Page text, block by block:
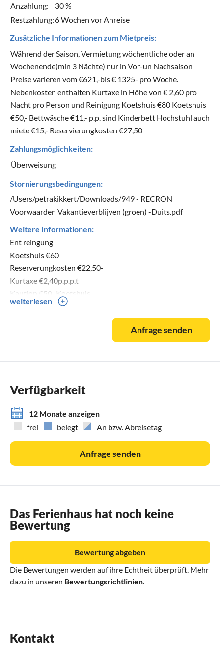
Anzahlung:
30 %
Restzahlung:6 Wochen vor Anreise
Zusätzliche Informationen zum Mietpreis:
Während der Saison, Vermietung wöchentliche oder an
Wochenende(min 3 Nächte) nur in Vor-un Nachsaison
Preise varieren vom €621,-bis € 1325- pro Woche.
Nebenkosten enthalten Kurtaxe in Höhe von € 2,60 pro
Nacht pro Person und Reinigung Koetshuis €80 Koetshuis
€50,- Bettwäsche €11,- p.p. sind Kinderbett Hochstuhl auch
miete €15,- Reservierungkosten €27,50
Zahlungsmöglichkeiten:
Überweisung
Stornierungsbedingungen:
/Users/petrakikkert/Downloads/949 - RECRON
Voorwaarden Vakantieverblijven (groen) -Duits.pdf
Weitere Informationen:
Ent reingung
Koetshuis €60
Reserverungkosten €22,50-
Kurtaxe €2,40p.p.p.t
Kaution €50,-Koetshuis
weiterlesen
Anfrage senden
Verfügbarkeit
12 Monate anzeigen
frei
belegt An bzw. Abreisetag
Anfrage senden
Das Ferienhaus hat noch keine
Bewertung
Die Bewertungen werden auf ihre Echtheit überprüft. Mehr
dazu in unseren Bewertungsrichtlinien
Bewertung abgeben
Kontakt